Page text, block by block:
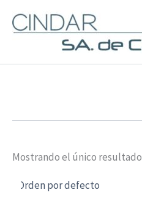
Mostrando el único resultado